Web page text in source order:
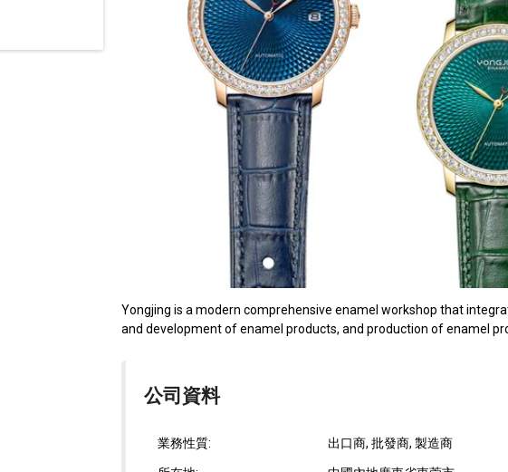
Yongjing is a modern comprehensive enamel workshop that
and development of enamel products, and production of enamel
公司資料
業務性質: 出口商, 批發商, 製造商